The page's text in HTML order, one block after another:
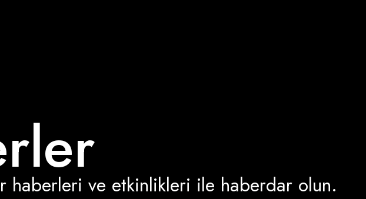
haberleri ve etkinlikleri ile haberdar olun.